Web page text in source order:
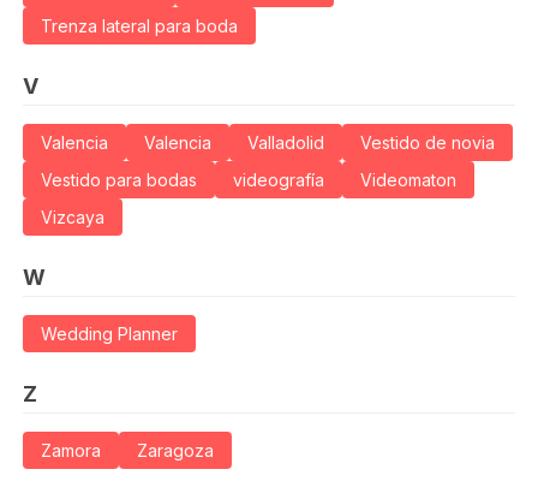
Trenza lateral para boda
V
Valencia Valencia Valladolid
Vestido de novia
Vestido para bodas
videografía
Videomaton
Vizcaya
W
Wedding Planner
Z
Zamora Zaragoza